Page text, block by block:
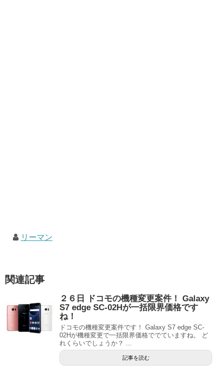
リーマン
関連記事
２６日 ドコモの機種変更案件！ Galaxy
S7 edge SC-02Hが一括限界価格です
ね！
ドコモの機種変更案件です！ Galaxy S7 edge SC-
02Hが機種変更で一括限界価格ででていますね。 ど
れくらいでしょうか？ ...
記事を読む